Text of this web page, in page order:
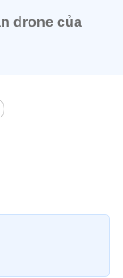
drone của